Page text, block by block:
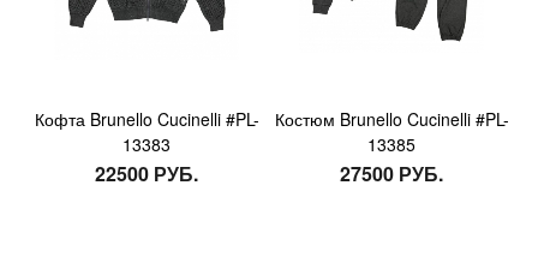
Кофта Brunello Cucinelli #PL-
13383
22500 РУБ.
Костюм Brunello Cucinelli #PL-
13385
27500 РУБ.